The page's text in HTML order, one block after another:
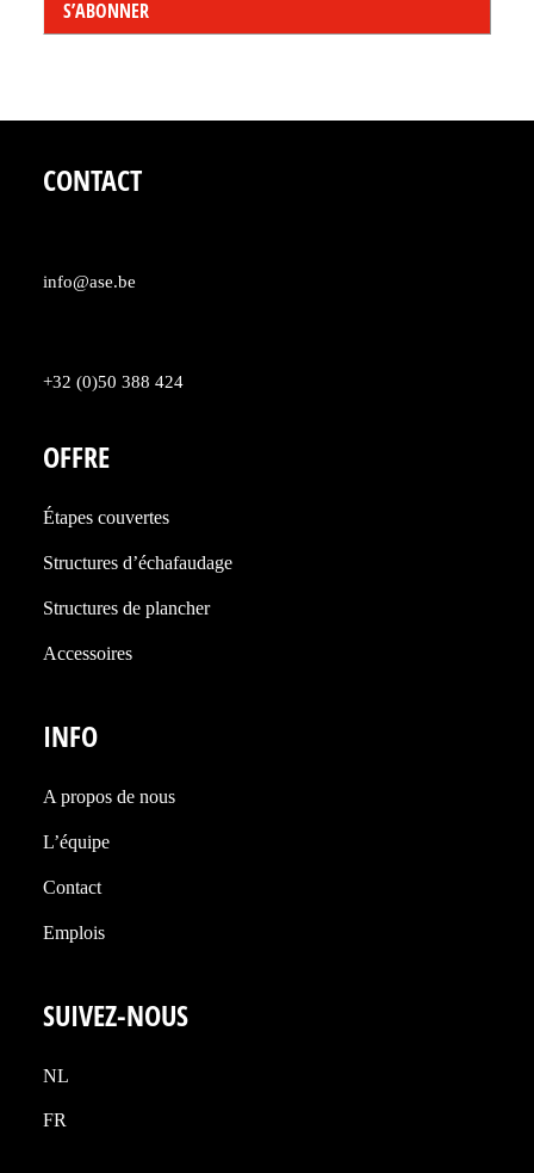
CONTACT
info@ase.be
+32 (0)50 388 424
OFFRE
Étapes couvertes
Structures d’échafaudage
Structures de plancher
Accessoires
INFO
A propos de nous
L’équipe
Contact
Emplois
SUIVEZ-NOUS
NL
FR